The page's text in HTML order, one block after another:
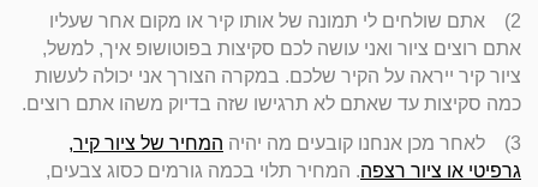
2) אתם שולחים לי תמונה של אותו קיר או מקום אחר שעליו
אתם רוצים ציור ואני עושה לכם סקיצות בפוטושופ איך, למשל,
ציור קיר ייראה על הקיר שלכם. במקרה הצורך אני יכולה לעשות
כמה סקיצות עד שאתם לא תרגישו שזה בדיוק משהו אתם רוצים.
3) לאחר מכן אנחנו קובעים מה יהיה
המחיר של ציור קיר,
גרפיטי או ציור רצפה. המחיר תלוי בכמה גורמים כסוג צבעים,